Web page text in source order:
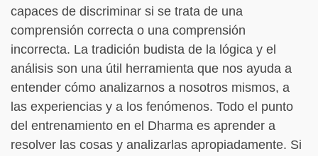
capaces de discriminar si se trata de una
comprensión correcta o una comprensión
incorrecta. La tradición budista de la lógica y el
análisis son una útil herramienta que nos ayuda a
entender cómo analizarnos a nosotros mismos, a
las experiencias y a los fenómenos. Todo el punto
del entrenamiento en el Dharma es aprender a
resolver las cosas y analizarlas apropiadamente. Si